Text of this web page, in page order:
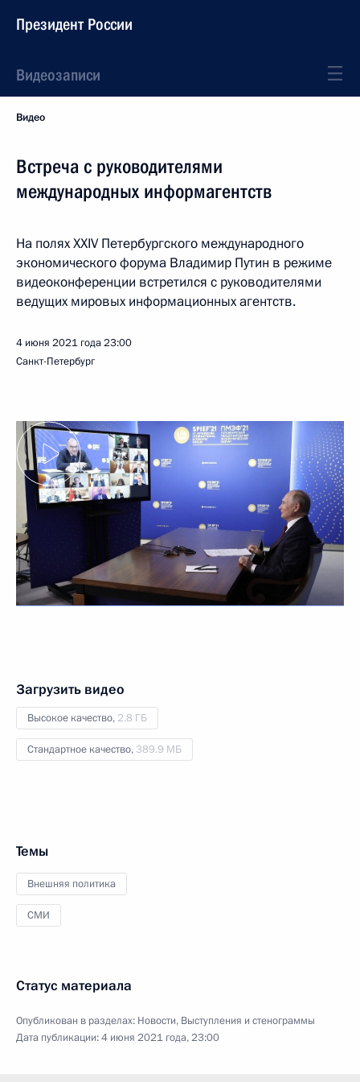
Президент России
Видеозаписи
Видео
Встреча с руководителями
международных информагентств
На полях XXIV Петербургского международного
экономического форума Владимир Путин в режиме
видеоконференции встретился с руководителями
ведущих мировых информационных агентств.
4 июня 2021 года23:00
Санкт-Петербург
Загрузить видео
Высокое качество, 2.8 ГБ
Стандартное качество, 389.9 МБ
Темы
Внешняя политика
СМИ
Статус материала
Опубликован в разделах: Новости, Выступления и стенограммы
Дата публикации:4 июня 2021 года, 23:00